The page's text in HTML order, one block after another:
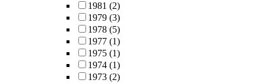
1981 (2)
1979 (3)
1978 (5)
1977 (1)
1975 (1)
1974 (1)
1973 (2)